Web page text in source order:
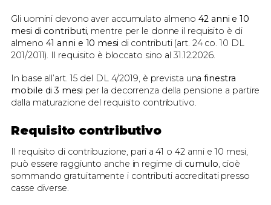
Gli uomini devono aver accumulato almeno42 anni e 10
mesi di contributi, mentre per le donne il requisito è di
almeno 41 anni e 10 mesi di contributi (art. 24 co. 10 DL
201/2011). Il requisito è bloccato sino al 31.12.2026.
In base all’art. 15 del DL 4/2019, è prevista unafinestra
mobile di 3 mesi per la decorrenza della pensione a partire
dalla maturazione del requisito contributivo.
Requisito contributivo
Il requisito di contribuzione, pari a 41 o 42 anni e 10 mesi,
può essere raggiunto anche in regime di cumulo, cioè
sommando gratuitamente i contributi accreditati presso
casse diverse.